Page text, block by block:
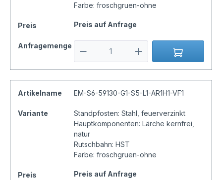
Farbe: froschgruen-ohne
Preis Preis auf Anfrage
Anfragemenge
Artikelname EM-S6-59130-G1-S5-L1-AR1H1-VF1
Variante
Standpfosten: Stahl, feuerverzinkt
Hauptkomponenten: Lärche kernfrei,
natur
Rutschbahn: HST
Farbe: froschgruen-ohne
Preis Preis auf Anfrage